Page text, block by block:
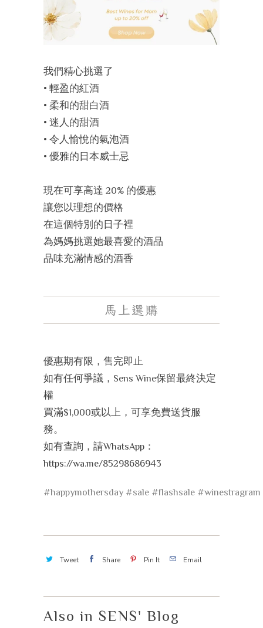
我們精心挑選了
• 輕盈的紅酒
• 柔和的甜白酒
• 迷人的甜酒
• 令人愉悅的氣泡酒
• 優雅的日本威士忌
現在可享高達 20% 的優惠
讓您以理想的價格
在這個特別的日子裡
為媽媽挑選她最喜愛的酒品
品味充滿情感的酒香
馬上選購
優惠期有限，售完即止
如有任何爭議，Sens Wine保留最終決定
權
買滿$1,000或以上，可享免費送貨服
務。
如有查詢，請WhatsApp：
https://wa.me/85298686943
#happymothersday #sale #flashsale #winestragram
Tweet Share Pin It Email
Also in SENS' Blog